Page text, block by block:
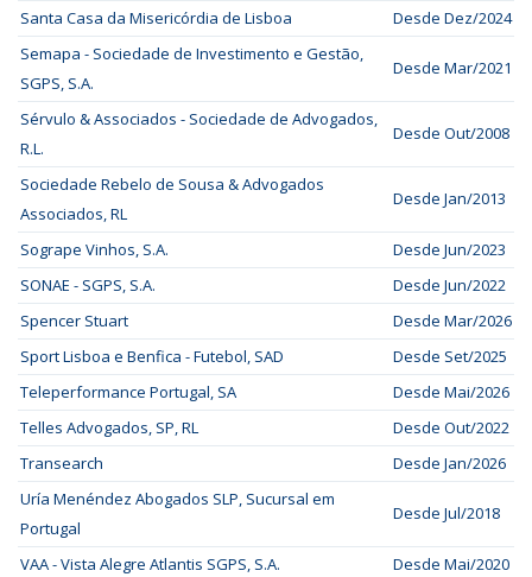
Santa Casa da Misericórdia de Lisboa
Desde Dez/2024
Semapa - Sociedade de Investimento e Gestão,
SGPS, S.A.
Desde Mar/2021
Sérvulo & Associados - Sociedade de Advogados,
R.L.
Desde Out/2008
Sociedade Rebelo de Sousa & Advogados
Associados, RL
Desde Jan/2013
Sogrape Vinhos, S.A.
Desde Jun/2023
SONAE - SGPS, S.A.
Desde Jun/2022
Spencer Stuart
Desde Mar/2026
Sport Lisboa e Benfica - Futebol, SAD
Desde Set/2025
Teleperformance Portugal, SA
Desde Mai/2026
Telles Advogados, SP, RL
Desde Out/2022
Transearch
Desde Jan/2026
Uría Menéndez Abogados SLP, Sucursal em
Portugal
Desde Jul/2018
VAA - Vista Alegre Atlantis SGPS, S.A.
Desde Mai/2020